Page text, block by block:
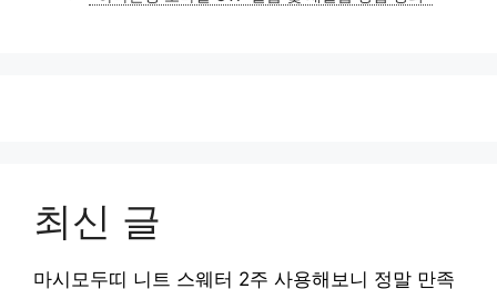
리
최신 글
마시모두띠 니트 스웨터 2주 사용해보니 정말 만족